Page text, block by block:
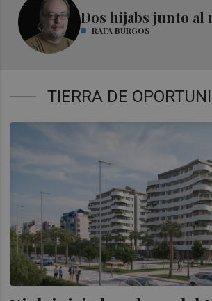
Dos hijabs junto al
RAFA BURGOS
TIERRA DE